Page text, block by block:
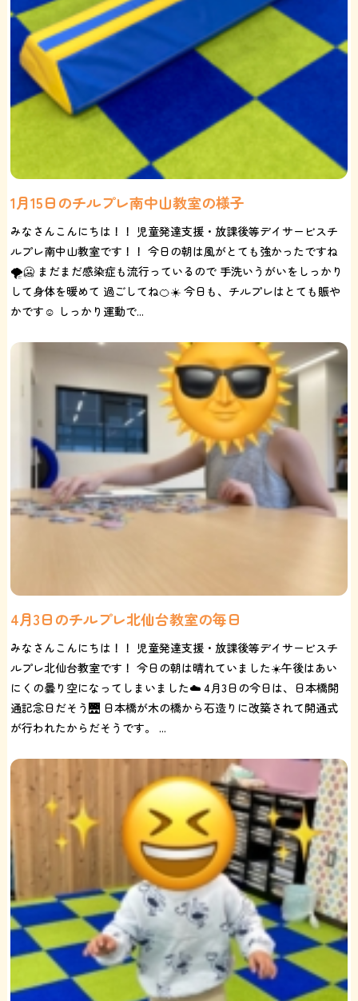
1月15日のチルプレ南中山教室の様子
みなさんこんにちは！！ 児童発達支援・放課後等デイサービスチ
ルプレ南中山教室です！！ 今日の朝は風がとても強かったですね
🌪️🥶 まだまだ感染症も流行っているので 手洗いうがいをしっかり
して身体を暖めて 過ごしてね🍊☀️ 今日も、チルプレはとても賑や
かです☺️ しっかり運動で...
4月3日のチルプレ北仙台教室の毎日
みなさんこんにちは！！ 児童発達支援・放課後等デイサービスチ
ルプレ北仙台教室です！ 今日の朝は晴れていました☀️午後はあい
にくの曇り空になってしまいました☁️ 4月3日の今日は、日本橋開
通記念日だそう🌉 日本橋が木の橋から石造りに改築されて開通式
が行われたからだそうです。 ...